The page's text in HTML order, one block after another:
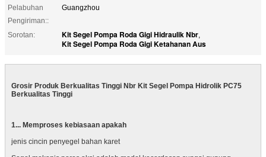
Pelabuhan
Pengiriman::
Guangzhou
Sorotan: Kit Segel Pompa Roda Gigi Hidraulik Nbr,
Kit Segel Pompa Roda Gigi Ketahanan Aus
Grosir Produk Berkualitas Tinggi Nbr Kit Segel Pompa Hidrolik PC75
Berkualitas Tinggi
1... Memproses kebiasaan apakah
jenis cincin penyegel bahan karet